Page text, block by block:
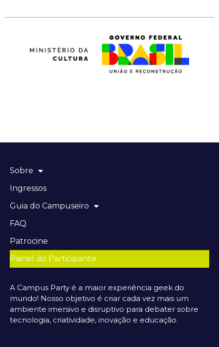
Sobre
Ingressos
Guia do Campuseiro
FAQ
Patrocine
Painel do Participante
A Campus Party é a maior experiência geek do
mundo! Nosso objetivo é criar cada vez mais um
ambiente imersivo e disruptivo para debater sobre
tecnologia, criatividade, inovação e educação.